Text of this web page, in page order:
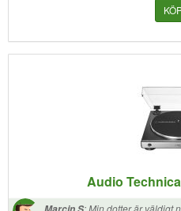
Audio
:Min dotter är väldigt